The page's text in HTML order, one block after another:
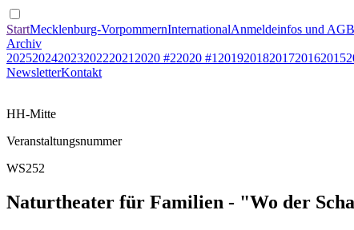
StartMecklenburg-VorpommernInternationalAnmeldeinfos und AGB
Archiv
20252024202320222021 2020 #22020 #1 20192018201720162015
NewsletterKontakt
HH-Mitte
Veranstaltungsnummer
WS252
Naturtheater für Familien - "Wo der